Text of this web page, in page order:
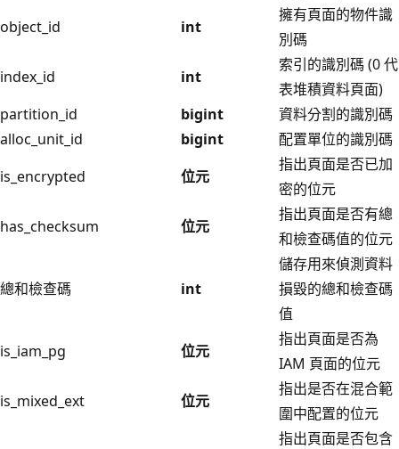
object_id
int
擁有頁面的物件識
別碼
index_id
int
索引的識別碼 (0 代
表堆積資料頁面)
partition_id
bigint
資料分割的識別碼
alloc_unit_id
bigint
配置單位的識別碼
is_encrypted
位元
指出頁面是否已加
密的位元
has_checksum
位元
指出頁面是否有總
和檢查碼值的位元
總和檢查碼 int
儲存用來偵測資料
損毀的總和檢查碼
值
is_iam_pg
位元
指出頁面是否為
IAM 頁面的位元
is_mixed_ext
位元
指出是否在混合範
圍中配置的位元
指出頁面是否包含